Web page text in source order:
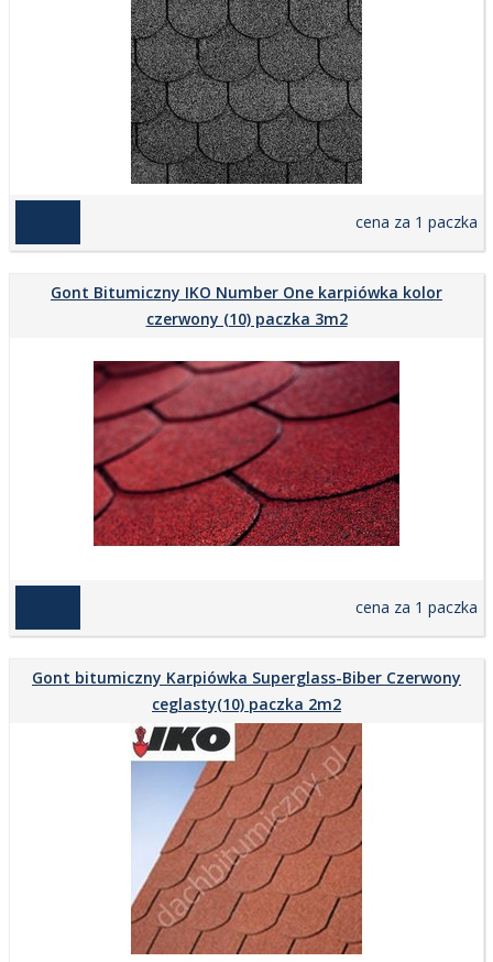
cena za 1 paczka
Gont Bitumiczny IKO Number One karpiówka kolor
czerwony (10) paczka 3m2
cena za 1 paczka
Gont bitumiczny Karpiówka Superglass-Biber Czerwony
ceglasty(10) paczka 2m2